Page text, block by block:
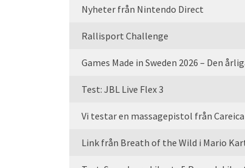
Nyheter från Nintendo Direct
Rallisport Challenge
Test: JBL Live Flex 3